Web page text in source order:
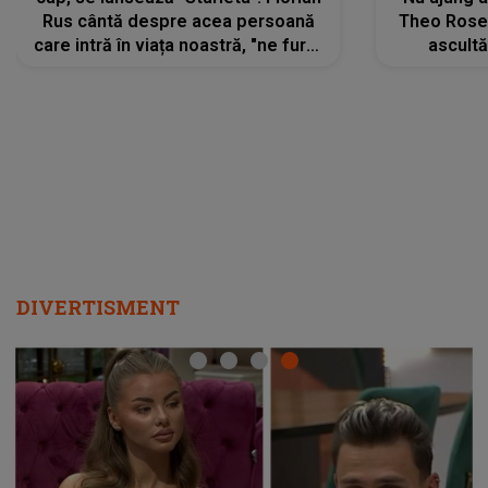
Rus cântă despre acea persoană
care intră în viața noastră, "ne fură"
Theo
DIVERTISMENT